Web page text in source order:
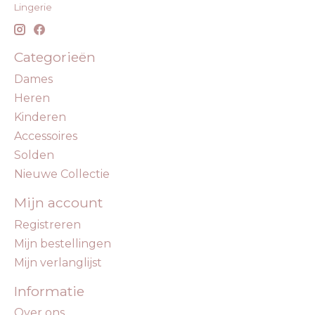
Lingerie
Categorieën
Dames
Heren
Kinderen
Accessoires
Solden
Nieuwe Collectie
Mijn account
Registreren
Mijn bestellingen
Mijn verlanglijst
Informatie